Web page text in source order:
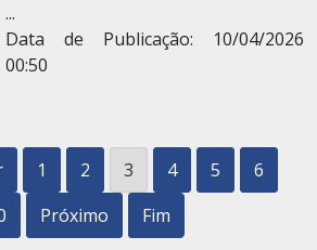
...
Data de Publicação: 10/04/2026
00:50
1 2 3 4 5
6
Próximo Fim